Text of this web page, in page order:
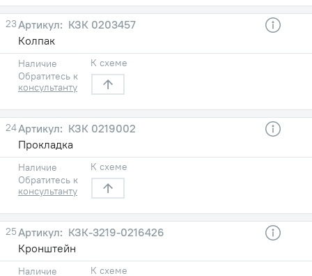
23
КЗК 0203457
Колпак
Наличие
Обратитесь к
консультанту
К схеме
24
КЗК 0219002
Прокладка
Наличие
Обратитесь к
консультанту
К схеме
25
КЗК-3219-0216426
Кронштейн
Наличие
К схеме